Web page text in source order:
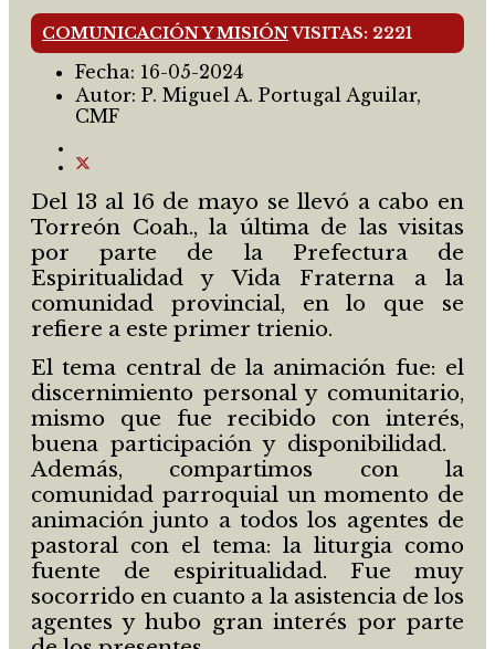
COMUNICACIÓN Y MISIÓNVISITAS: 2221
Fecha: 16-05-2024
Autor: P. Miguel A. Portugal Aguilar,
CMF
Del 13 al 16 de mayo se llevó a cabo en
Torreón Coah., la última de las visitas
por parte de la Prefectura de
Espiritualidad y Vida Fraterna a la
comunidad provincial, en lo que se
refiere a este primer trienio.
El tema central de la animación fue: el
discernimiento personal y comunitario,
mismo que fue recibido con interés,
buena participación y disponibilidad.
Además, compartimos con la
comunidad parroquial un momento de
animación junto a todos los agentes de
pastoral con el tema: la liturgia como
fuente de espiritualidad. Fue muy
socorrido en cuanto a la asistencia de los
agentes y hubo gran interés por parte